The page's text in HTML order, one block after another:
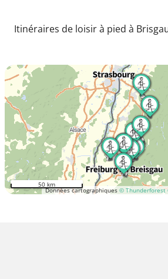
Itinéraires de loisir à pied à
Données cartographiques © Thunderforest
50 km